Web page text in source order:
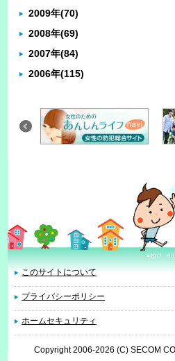
2009年(70)
2008年(69)
2007年(84)
2006年(115)
このサイトについて
プライバシーポリシー
ホームセキュリティ
Copyright 2006-2026 (C) SECOM